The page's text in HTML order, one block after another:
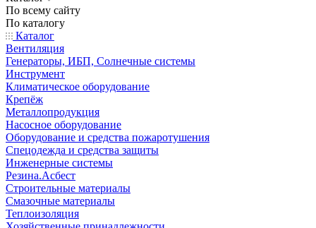
По всему сайту
По каталогу
Каталог
Вентиляция
Генераторы, ИБП, Солнечные системы
Инструмент
Климатическое оборудование
Крепёж
Металлопродукция
Насосное оборудование
Оборудование и средства пожаротушения
Спецодежда и средства защиты
Инженерные системы
Резина.Асбест
Строительные материалы
Смазочные материалы
Теплоизоляция